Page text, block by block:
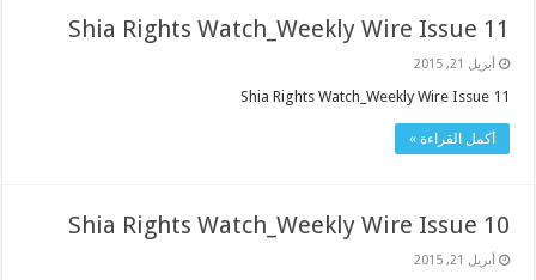
Shia Rights Watch_Weekly Wire Issue 11
أبريل 21, 2015
Shia Rights Watch_Weekly Wire Issue 11
أكمل القراءة »
Shia Rights Watch_Weekly Wire Issue 10
أبريل 21, 2015